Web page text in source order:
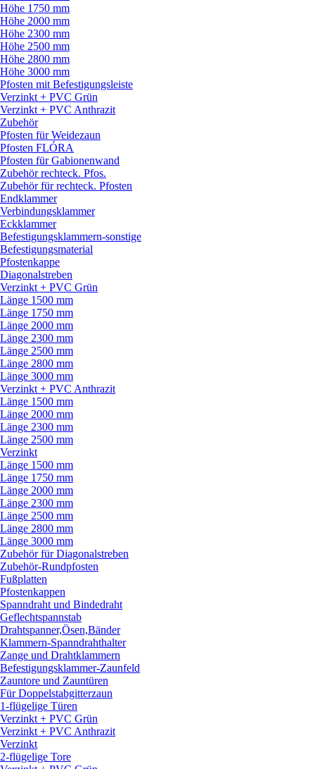
Höhe 1750 mm
Höhe 2000 mm
Höhe 2300 mm
Höhe 2500 mm
Höhe 2800 mm
Höhe 3000 mm
Pfosten mit Befestigungsleiste
Verzinkt + PVC Grün
Verzinkt + PVC Anthrazit
Zubehör
Pfosten für Weidezaun
Pfosten FLÓRA
Pfosten für Gabionenwand
Zubehör rechteck. Pfos.
Zubehör für rechteck. Pfosten
Endklammer
Verbindungsklammer
Eckklammer
Befestigungsklammern-sonstige
Befestigungsmaterial
Pfostenkappe
Diagonalstreben
Verzinkt + PVC Grün
Länge 1500 mm
Länge 1750 mm
Länge 2000 mm
Länge 2300 mm
Länge 2500 mm
Länge 2800 mm
Länge 3000 mm
Verzinkt + PVC Anthrazit
Länge 1500 mm
Länge 2000 mm
Länge 2300 mm
Länge 2500 mm
Verzinkt
Länge 1500 mm
Länge 1750 mm
Länge 2000 mm
Länge 2300 mm
Länge 2500 mm
Länge 2800 mm
Länge 3000 mm
Zubehör für Diagonalstreben
Zubehör-Rundpfosten
Fußplatten
Pfostenkappen
Spanndraht und Bindedraht
Geflechtspannstab
Drahtspanner,Ösen,Bänder
Klammern-Spanndrahthalter
Zange und Drahtklammern
Befestigungsklammer-Zaunfeld
Zauntore und Zauntüren
Für Doppelstabgitterzaun
1-flügelige Türen
Verzinkt + PVC Grün
Verzinkt + PVC Anthrazit
Verzinkt
2-flügelige Tore